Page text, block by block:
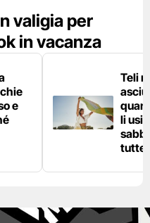
valigia per
in vacanza
e
Teli
li
tutte